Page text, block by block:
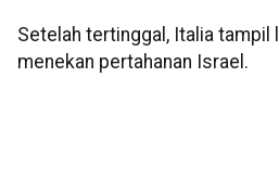
Setelah tertinggal, Italia tampil
menekan pertahanan Israel.